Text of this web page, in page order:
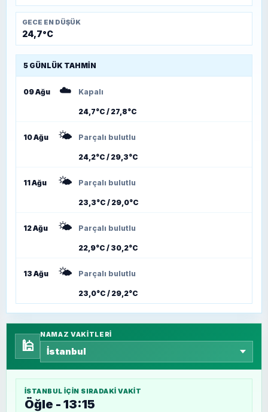
GECE EN DÜŞÜK
24,7°C
5 GÜNLÜK TAHMIN
09 Ağu ☁️ Kapalı
24,7°C / 27,8°C
10 Ağu 🌤️ Parçalı bulutlu
24,2°C / 29,3°C
11 Ağu 🌤️ Parçalı bulutlu
23,3°C / 29,0°C
12 Ağu 🌤️ Parçalı bulutlu
22,9°C / 30,2°C
13 Ağu 🌤️ Parçalı bulutlu
23,0°C / 29,2°C
🕌
NAMAZ VAKITLERI
İSTANBUL IÇIN SIRADAKI VAKIT
Öğle - 13:15